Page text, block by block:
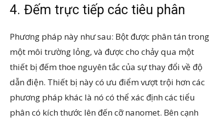
4. Đếm trực tiếp các tiêu phân
Phương pháp này như sau: Bột được phân tán trong
một môi trường lỏng, và được cho chảy qua một
thiết bị đếm thoe nguyên tắc của sự thay đổi về độ
dẫn điện. Thiết bị này có ưu điểm vượt trội hơn các
phương pháp khác là nó có thể xác định các tiểu
phân có kích thước lên đến cỡ nanomet. Bên cạnh